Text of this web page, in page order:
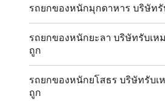
รถยกของหนักมุกดาหาร บริษัท
รถยกของหนักยะลา บริษัทรับเห
ถูก
รถยกของหนักยโสธร บริษัทรับ
ถูก